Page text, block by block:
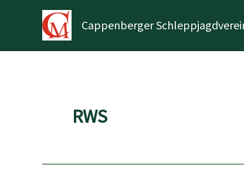
Cappenberger
RWS